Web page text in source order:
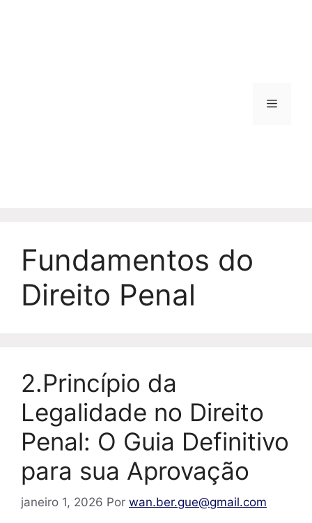
Menu
Fundamentos do
Direito Penal
2.Princípio da
Legalidade no Direito
Penal: O Guia Definitivo
para sua Aprovação
janeiro 1, 2026 Por wan.ber.gue@gmail.com